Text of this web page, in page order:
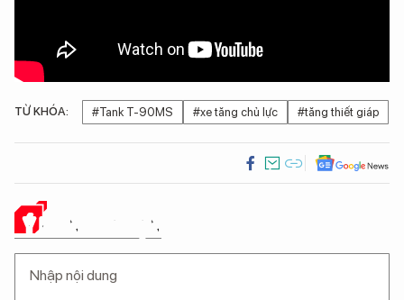
TỪ KHÓA: #Tank T-90MS #xe tăng chủ lực #tăng thiết giáp
Ý KIẾN CỦA BẠN